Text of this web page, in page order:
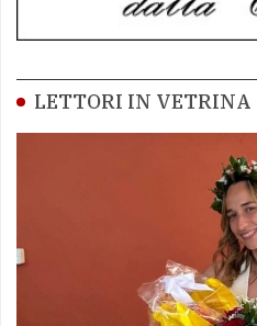
LETTORI IN VETRINA